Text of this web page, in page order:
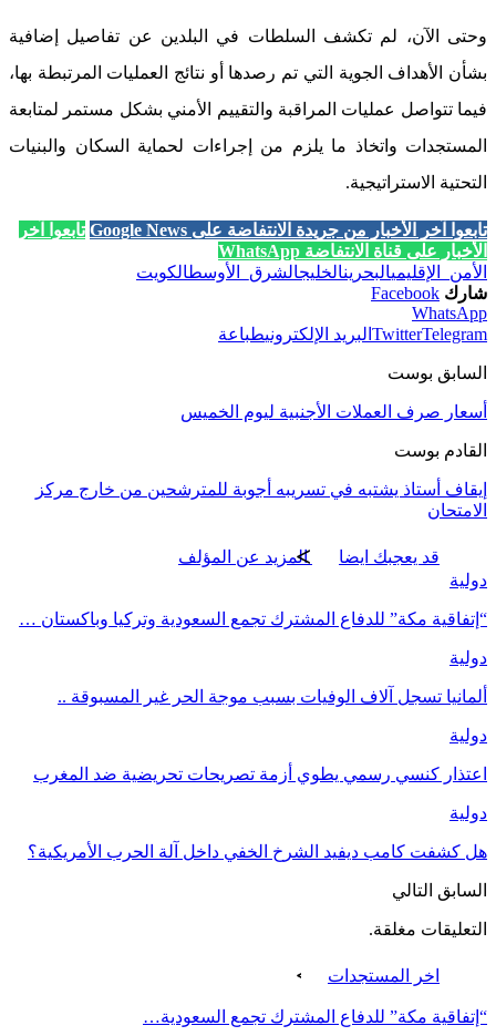
وحتى الآن، لم تكشف السلطات في البلدين عن تفاصيل إضافية
بشأن الأهداف الجوية التي تم رصدها أو نتائج العمليات المرتبطة بها،
فيما تتواصل عمليات المراقبة والتقييم الأمني بشكل مستمر لمتابعة
المستجدات واتخاذ ما يلزم من إجراءات لحماية السكان والبنيات
التحتية الاستراتيجية.
تابعوا آخر الأخبار من جريدة الانتفاضة على Google News
تابعوا آخر
الأخبار على قناة الانتفاضة WhatsApp
الأمن_الإقليميالبحرينالخليجالشرق_الأوسطالكويت
شارك Facebook
WhatsApp
TwitterTelegram البريد الإلكترونيطباعة
السابق بوست
أسعار صرف العملات الأجنبية ليوم الخميس
القادم بوست
إيقاف أستاذ يشتبه في تسريبه أجوبة للمترشحين من خارج مركز
الامتحان
قد يعجبك ايضا
المزيد عن المؤلف
دولية
“إتفاقية مكة” للدفاع المشترك تجمع السعودية وتركيا وباكستان …
دولية
ألمانيا تسجل آلاف الوفيات بسبب موجة الحر غير المسبوقة ..
دولية
اعتذار كنسي رسمي يطوي أزمة تصريحات تحريضية ضد المغرب
دولية
هل كشفت كامب ديفيد الشرخ الخفي داخل آلة الحرب الأمريكية؟
السابق التالي
التعليقات مغلقة.
اخر المستجدات
“إتفاقية مكة” للدفاع المشترك تجمع السعودية…